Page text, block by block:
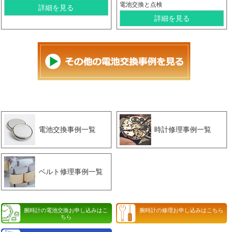
詳細を見る 電池交換と点検
詳細を見る
電池交換事例一覧 時計修理事例一覧
ベルト修理事例一覧
腕時計の電池交換お申し込みはこ
ちら
腕時計の修理お申し込みはこちら